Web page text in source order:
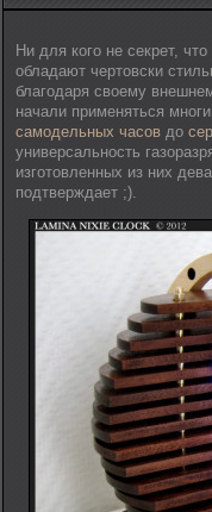
Ни для кого не секрет,
обладают чертовски
благодаря своему
начали применяться
самодельных часов до
универсальность
изготовленных из них
подтверждает ;).